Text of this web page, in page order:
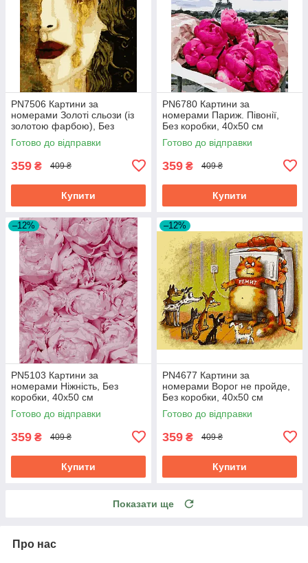
PN7506 Картини за
номерами Золоті сльози (із
золотою фарбою), Без
коробки, 40х50 см
Готово до відправки
359 ₴ 409 ₴
Купити
PN6780 Картини за
номерами Париж. Півонії,
Без коробки, 40х50 см
Готово до відправки
359 ₴ 409 ₴
Купити
–12%
PN5103 Картини за
номерами Ніжність, Без
коробки, 40х50 см
Готово до відправки
359 ₴ 409 ₴
Купити
–12%
PN4677 Картини за
номерами Ворог не пройде,
Без коробки, 40х50 см
Готово до відправки
359 ₴ 409 ₴
Купити
Показати ще
Про нас